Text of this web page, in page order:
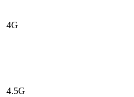
4G
4.5G